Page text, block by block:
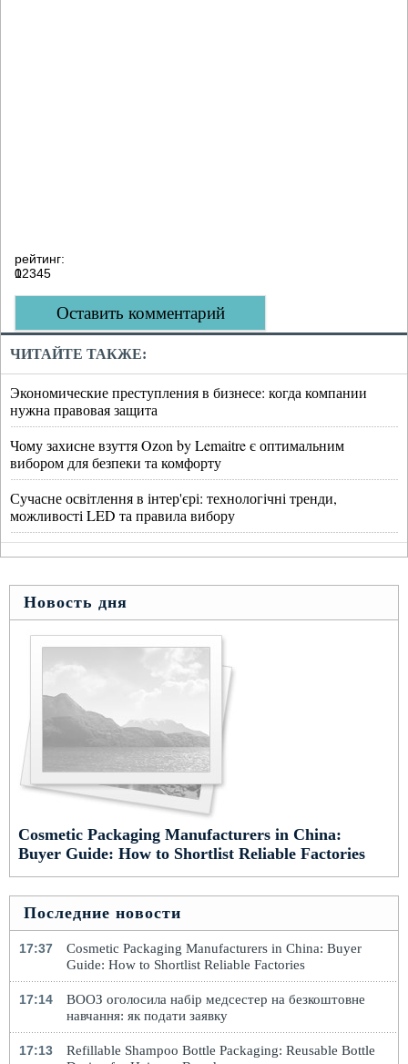
рейтинг:
0
12345
Оставить комментарий
ЧИТАЙТЕ ТАКЖЕ:
Экономические преступления в бизнесе: когда компании
нужна правовая защита
Чому захисне взуття Ozon by Lemaitre є оптимальним
вибором для безпеки та комфорту
Сучасне освітлення в інтер'єрі: технологічні тренди,
можливості LED та правила вибору
Новость дня
Cosmetic Packaging Manufacturers in China:
Buyer Guide: How to Shortlist Reliable Factories
Последние новости
17:37
Cosmetic Packaging Manufacturers in China: Buyer
Guide: How to Shortlist Reliable Factories
17:14
ВООЗ оголосила набір медсестер на безкоштовне
навчання: як подати заявку
17:13
Refillable Shampoo Bottle Packaging: Reusable Bottle